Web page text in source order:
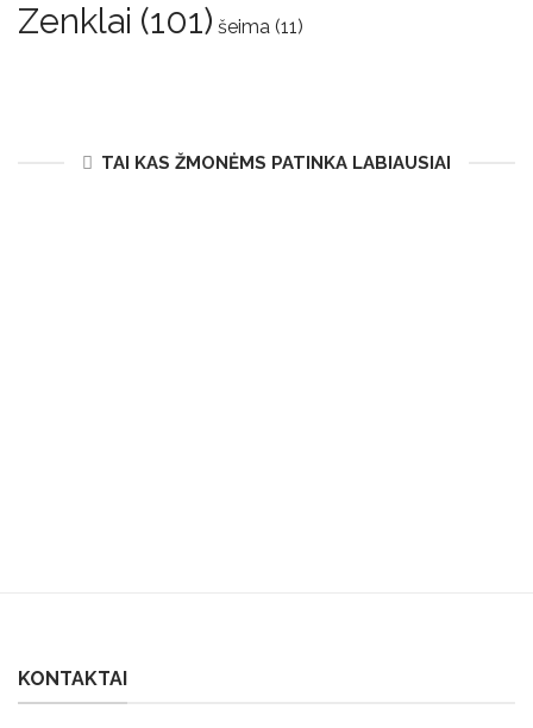
Zenklai (101) šeima (11)
TAI KAS ŽMONĖMS PATINKA LABIAUSIAI
KONTAKTAI